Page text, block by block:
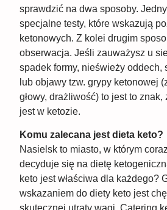
sprawdzić na dwa sposoby.
specjalne testy, które wskazują
ketonowych. Z kolei drugim
obserwacja. Jeśli zauważysz u
spadek formy, nieświeży oddech,
lub objawy tzw. grypy ketonowej
głowy, drażliwość) to jest to
jest w ketozie.
Komu zalecana jest dieta keto?
Nasielsk to miasto, w którym
decyduje się na dietę
keto jest właściwa dla każdego?
wskazaniem do diety keto jest
skutecznej utraty wagi. Catering